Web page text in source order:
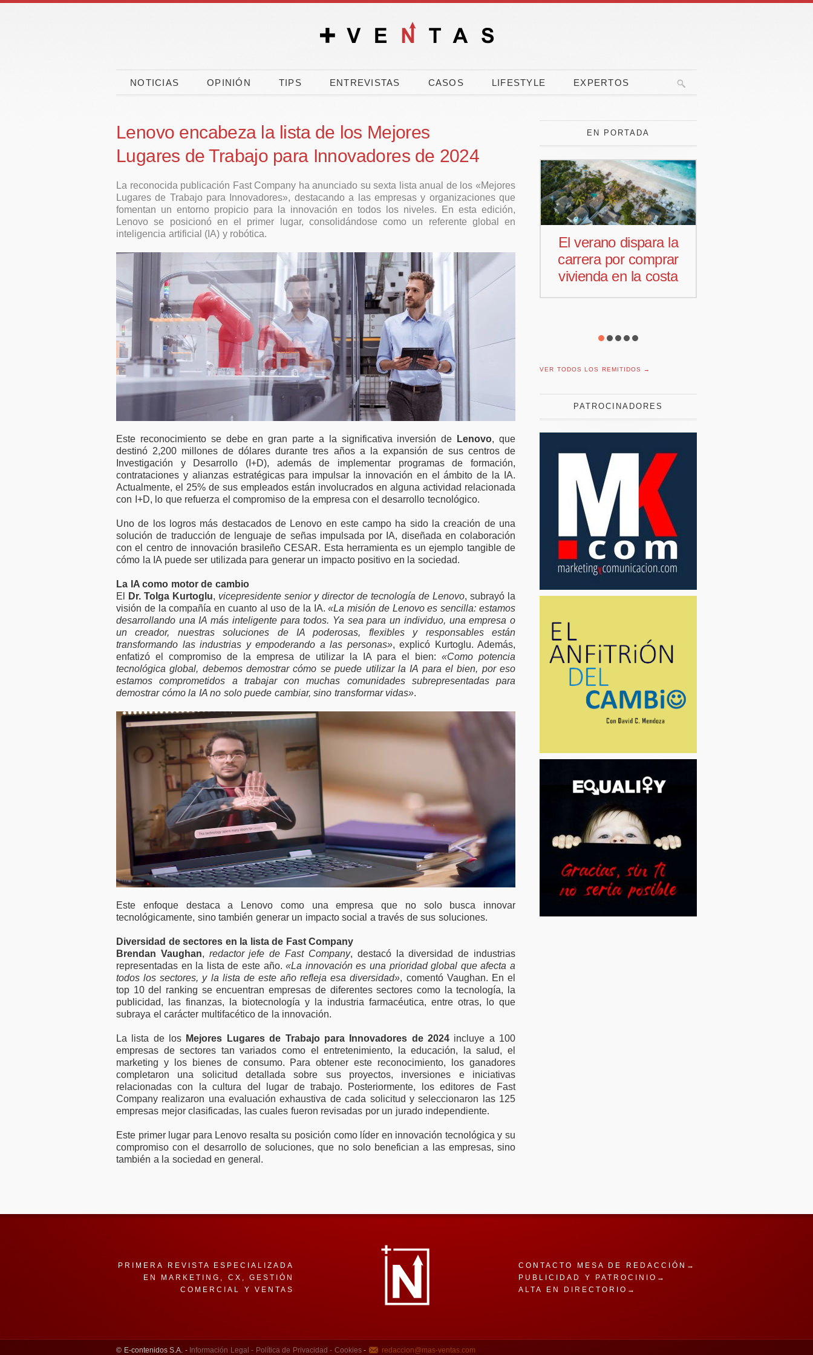
NOTICIAS OPINIÓN TIPS ENTREVISTAS CASOS LIFESTYLE EXPERTOS
Lenovo encabeza la lista de los Mejores
Lugares de Trabajo para Innovadores de 2024
La reconocida publicación Fast Company ha anunciado su sexta lista anual de los «Mejores
Lugares de Trabajo para Innovadores», destacando a las empresas y organizaciones que
fomentan un entorno propicio para la innovación en todos los niveles. En esta edición,
Lenovo se posicionó en el primer lugar, consolidándose como un referente global en
inteligencia artificial (IA) y robótica.
Este reconocimiento se debe en gran parte a la significativa inversión de Lenovo, que
destinó 2,200 millones de dólares durante tres años a la expansión de sus centros de
Investigación y Desarrollo (I+D), además de implementar programas de formación,
contrataciones y alianzas estratégicas para impulsar la innovación en el ámbito de la IA.
Actualmente, el 25% de sus empleados están involucrados en alguna actividad relacionada
con I+D, lo que refuerza el compromiso de la empresa con el desarrollo tecnológico.
Uno de los logros más destacados de Lenovo en este campo ha sido la creación de una
solución de traducción de lenguaje de señas impulsada por IA, diseñada en colaboración
con el centro de innovación brasileño CESAR. Esta herramienta es un ejemplo tangible de
cómo la IA puede ser utilizada para generar un impacto positivo en la sociedad.
La IA como motor de cambio
El
Dr. Tolga Kurtoglu, vicepresidente senior y director de tecnología de Lenovo, subrayó la
visión de la compañía en cuanto al uso de la IA.«La misión de Lenovo es sencilla: estamos
desarrollando una IA más inteligente para todos. Ya sea para un individuo, una empresa o
un creador, nuestras soluciones de IA poderosas, flexibles y responsables están
transformando las industrias y empoderando a las personas», explicó Kurtoglu. Además,
enfatizó el compromiso de la empresa de utilizar la IA para el bien: «Como potencia
tecnológica global, debemos demostrar cómo se puede utilizar la IA para el bien, por eso
estamos comprometidos a trabajar con muchas comunidades subrepresentadas para
demostrar cómo la IA no solo puede cambiar, sino transformar vidas».
Este enfoque destaca a Lenovo como una empresa que no solo busca innovar
tecnológicamente, sino también generar un impacto social a través de sus soluciones.
Diversidad de sectores en la lista de Fast Company
Brendan Vaughan, redactor jefe de Fast Company, destacó la diversidad de industrias
representadas en la lista de este año. «La innovación es una prioridad global que afecta a
todos los sectores, y la lista de este año refleja esa diversidad», comentó Vaughan. En el
top 10 del ranking se encuentran empresas de diferentes sectores como la tecnología, la
publicidad, las finanzas, la biotecnología y la industria farmacéutica, entre otras, lo que
subraya el carácter multifacético de la innovación.
La lista de los Mejores Lugares de Trabajo para Innovadores de 2024incluye a 100
empresas de sectores tan variados como el entretenimiento, la educación, la salud, el
marketing y los bienes de consumo. Para obtener este reconocimiento, los ganadores
completaron una solicitud detallada sobre sus proyectos, inversiones e iniciativas
relacionadas con la cultura del lugar de trabajo. Posteriormente, los editores de Fast
Company realizaron una evaluación exhaustiva de cada solicitud y seleccionaron las 125
empresas mejor clasificadas, las cuales fueron revisadas por un jurado independiente.
Este primer lugar para Lenovo resalta su posición como líder en innovación tecnológica y su
compromiso con el desarrollo de soluciones, que no solo benefician a las empresas, sino
también a la sociedad en general.
EN PORTADA
CaixaBank, CEOE y
CEPYME movilizan
50.000 millones en
financiación para
empresas y pymes
españoles vota a
favor de ampliar el
teletrabajo
El verano dispara la
carrera por comprar
vivienda en la costa
Pedro Aguiar nuevo
responsable
comercial para
Offcoustic Iberia
VER TODOS LOS REMITIDOS →
PATROCINADORES
PRIMERA REVISTA ESPECIALIZADA
EN MARKETING, CX, GESTIÓN
COMERCIAL Y VENTAS
CONTACTO MESA DE REDACCIÓN→
PUBLICIDAD Y PATROCINIO→
ALTA EN DIRECTORIO→
© E-contenidos S.A. - Información Legal - Política de Privacidad - Cookies- redaccion@mas-ventas.com